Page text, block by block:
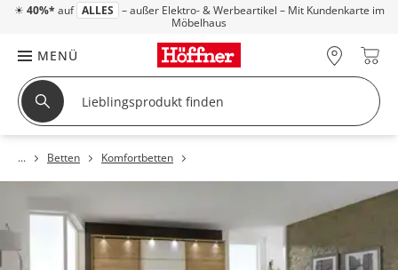
☀ 40%* auf ALLES – außer Elektro- & Werbeartikel – Mit Kundenkarte im
Möbelhaus
MENÜ
Betten Komfortbetten